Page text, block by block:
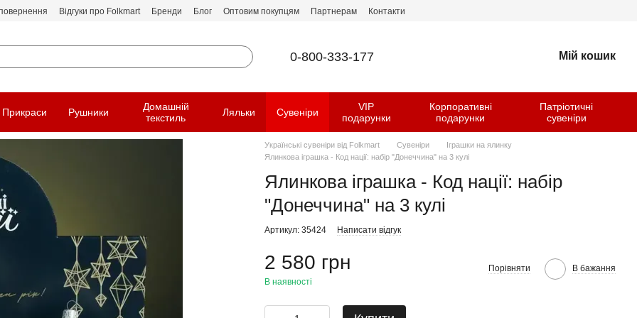
Відгуки про Folkmart Бренди Блог Оптовим покупцям Партнерам Контакти
0-800-333-177 Мій кошик
Прикраси Рушники
Домашній
текстиль
Ляльки Сувеніри
VIP
подарунки
Корпоративні
подарунки
Патріотичні
сувеніри
Українські сувеніри від Folkmart Сувеніри
Іграшки на ялинку
Ялинкова іграшка - Код нації: набір "Донеччина" на 3 кулі
Ялинкова іграшка - Код нації: набір
"Донеччина" на 3 кулі
Артикул: 35424 Написати відгук
2 580 грн
В наявності
Порівняти В бажання